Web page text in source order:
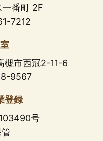
一番町 2F
7212
槻市西冠2-11-6
9567
登録
号